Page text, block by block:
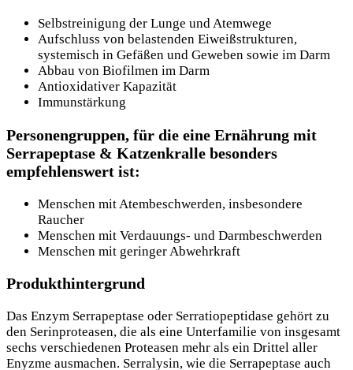
Selbstreinigung der Lunge und Atemwege
Aufschluss von belastenden Eiweißstrukturen,
systemisch in Gefäßen und Geweben sowie im Darm
Abbau von Biofilmen im Darm
Antioxidativer Kapazität
Immunstärkung
Personengruppen, für die eine Ernährung mit
Serrapeptase & Katzenkralle besonders
empfehlenswert ist:
Menschen mit Atembeschwerden, insbesondere
Raucher
Menschen mit Verdauungs- und Darmbeschwerden
Menschen mit geringer Abwehrkraft
Produkthintergrund
Das Enzym Serrapeptase oder Serratiopeptidase gehört zu
den Serinproteasen, die als eine Unterfamilie von insgesamt
sechs verschiedenen Proteasen mehr als ein Drittel aller
Enyzme ausmachen. Serralysin, wie die Serrapeptase auch